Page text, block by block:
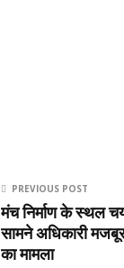
PREVIOUS POST
मंच निर्माण के स्थल
सामने अधिकारी
का मामला